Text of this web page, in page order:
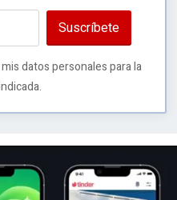
Suscríbete
datos personales para la